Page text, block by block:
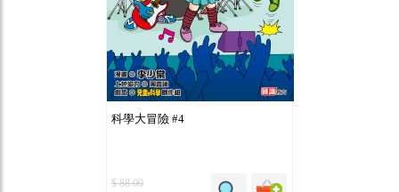
科學大冒險 #4
$ 88.00